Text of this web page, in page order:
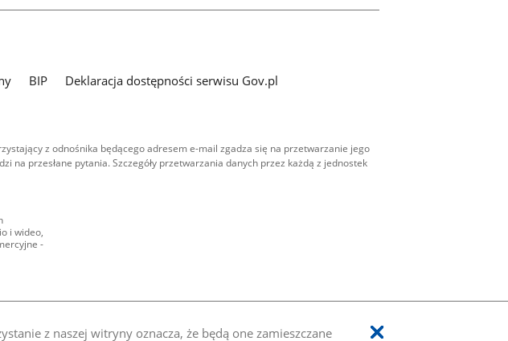
z naszej witryny oznacza, że będą one zamieszczane
BIP
Deklaracja dostępności serwisu Gov.pl
z odnośnika będącego adresem e-mail zgadza się na przetwarzanie jego
na przesłane pytania. Szczegóły przetwarzania danych przez każdą z jednostek
i wideo,
-